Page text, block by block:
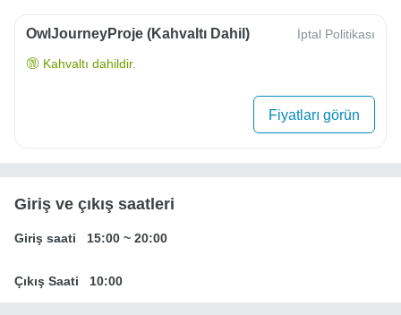
OwlJourneyProje (Kahvaltı Dahil) İptal Politikası
Kahvaltı dahildir.
Fiyatları görün
Giriş ve çıkış saatleri
Giriş saati 15:00 ~ 20:00
Çıkış Saati 10:00